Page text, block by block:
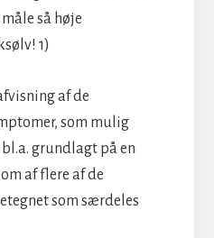
så høje
1)
af de
som mulig
grundlagt på en
af flere af de
som særdeles